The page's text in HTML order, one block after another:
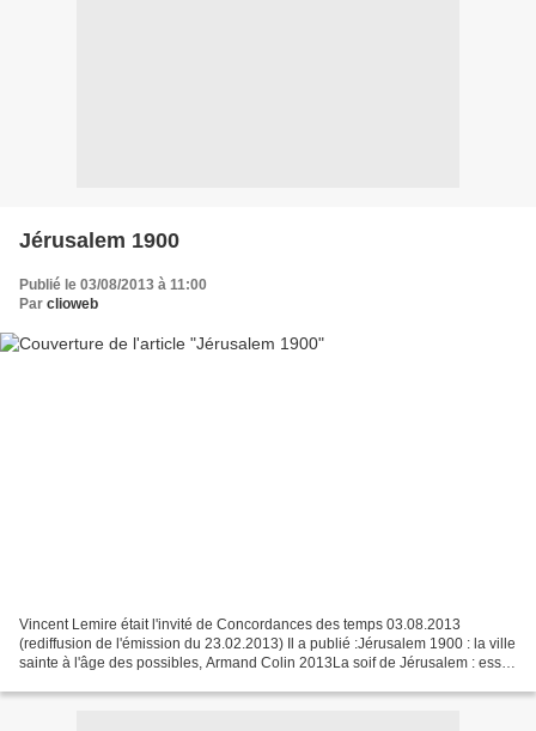
Jérusalem 1900
Publié le 03/08/2013 à 11:00
Par clioweb
Vincent Lemire était l'invité de Concordances des temps 03.08.2013
(rediffusion de l'émission du 23.02.2013) Il a publié :Jérusalem 1900 : la ville
sainte à l'âge des possibles, Armand Colin 2013La soif de Jérusalem : essai